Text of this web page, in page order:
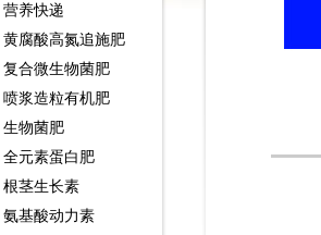
营养快递
黄腐酸高氮追施肥
复合微生物菌肥
喷浆造粒有机肥
生物菌肥
全元素蛋白肥
根茎生长素
氨基酸动力素